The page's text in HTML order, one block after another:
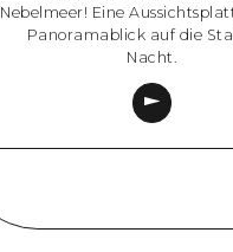
Nebelmeer! Eine
Panoramablick auf die
Nacht.